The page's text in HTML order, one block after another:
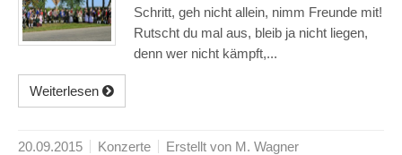
Schritt, geh nicht allein, nimm Freunde mit!
Rutscht du mal aus, bleib ja nicht liegen,
denn wer nicht kämpft,...
Weiterlesen
20.09.2015 Konzerte Erstellt von M. Wagner